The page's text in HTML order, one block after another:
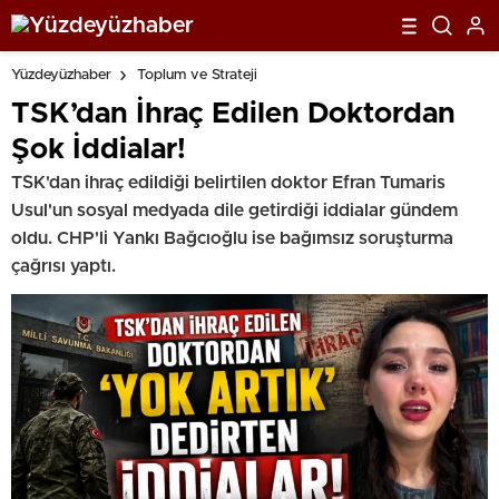
Yüzdeyüzhaber Toplum ve Strateji
TSK’dan İhraç Edilen Doktordan
Şok İddialar!
TSK'dan ihraç edildiği belirtilen doktor Efran Tumaris
Usul'un sosyal medyada dile getirdiği iddialar gündem
oldu. CHP'li Yankı Bağcıoğlu ise bağımsız soruşturma
çağrısı yaptı.